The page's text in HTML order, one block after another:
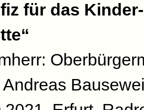
für das
Andreas